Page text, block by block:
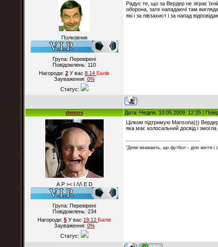
Полковник
Група: Перевірені
Повідомлень: 110
Нагороди: 2 У вас 8.14 Балiв
Зауваження: 0%
Статус:
Радує те, що за Вердер не зіграє
оборона, зате нападаючі там
які і за півзахист і за напад
demos Дата: Неділя, 10.05.2009, 12:25 |
А Р >< I /\/\ E D
Група: Перевірені
Повідомлень: 234
Нагороди: 5 У вас 19.12 Балiв
Зауваження: 0%
Статус:
Цілком підтримую Mansona)))
яка має колосальний досвід і
"Деякі вважають, що футбол – діло життя